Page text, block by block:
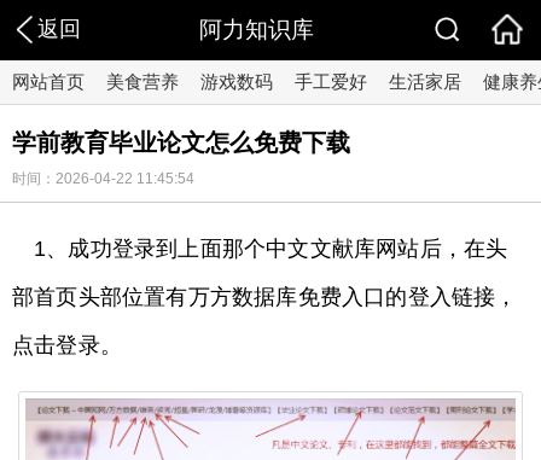
返回 阿力知识库
网站首页 美食营养 游戏数码 手工爱好 生活家居 健康养
学前教育毕业论文怎么免费下载
时间：2026-04-22 11:45:54
1、成功登录到上面那个中文文献库网站后，在头
部首页头部位置有万方数据库免费入口的登入链接，
点击登录。